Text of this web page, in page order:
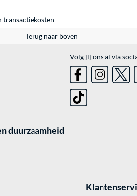
transactiekosten
Terug naar boven
Volg jij ons al via
duurzaamheid